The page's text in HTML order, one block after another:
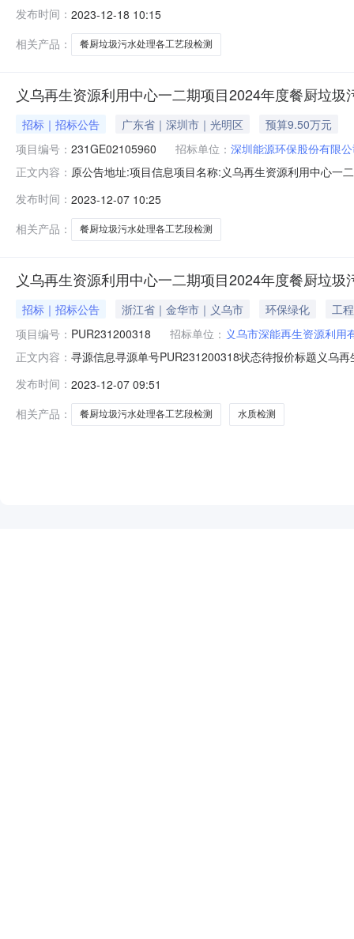
发布时间： 2023-12-18 10:15
相关产品：
餐厨垃圾污水处理各工艺段检测
义乌再生资源利用中心一二期项目2024年度餐厨垃
招标｜招标公告 广东省｜深圳市｜光明区
预算9.50万元
项目编号： 231GE02105960 招标单位： 深圳能源环保股份有限
正文内容： 原公告地址:项目信息项目名称:义乌再生资源利用中心一
台公告开始时间:2023-12-0710:00:00公告信息:公告附件
发布时间： 2023-12-07 10:25
相关产品：
餐厨垃圾污水处理各工艺段检测
义乌再生资源利用中心一二期项目2024年度餐厨垃
招标｜招标公告 浙江省｜金华市｜义乌市 环保绿化
工程
项目编号： PUR231200318 招标单位： 义乌市深能再生资源利用
正文内容： 寻源信息寻源单号PUR231200318状态待报价标题义乌
期订单签订后7天商务联系方式15213536802/
发布时间： 2023-12-07 09:51
相关产品：
餐厨垃圾污水处理各工艺段检测 水质检测